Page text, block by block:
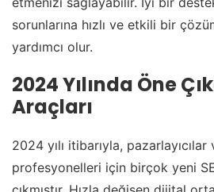
sorunlarına hızlı ve etkili bir
yardımcı olur.
2024 Yılında Öne
Araçları
2024 yılı itibarıyla,
profesyonelleri için birçok yeni